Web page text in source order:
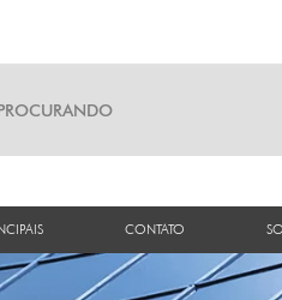
CONTATO